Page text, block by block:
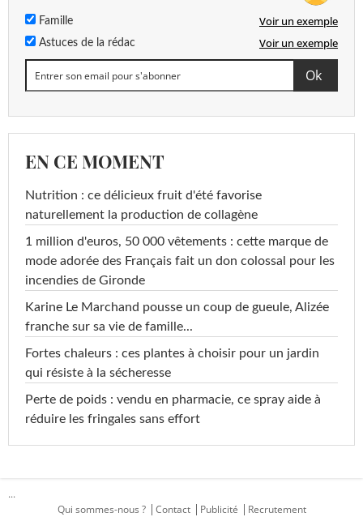
Famille Voir un exemple
Astuces de la rédac Voir un exemple
EN CE MOMENT
Nutrition : ce délicieux fruit d'été favorise
naturellement la production de collagène
1 million d'euros, 50 000 vêtements : cette marque de
mode adorée des Français fait un don colossal pour les
incendies de Gironde
Karine Le Marchand pousse un coup de gueule, Alizée
franche sur sa vie de famille...
Fortes chaleurs : ces plantes à choisir pour un jardin
qui résiste à la sécheresse
Perte de poids : vendu en pharmacie, ce spray aide à
réduire les fringales sans effort
...
Qui sommes-nous ?
Contact Publicité Recrutement